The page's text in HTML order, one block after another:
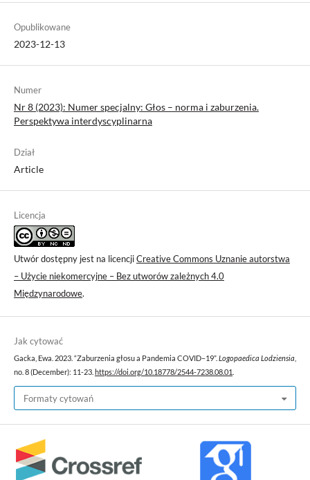
Opublikowane
2023-12-13
Numer
Nr 8 (2023): Numer specjalny: Głos – norma i zaburzenia.
Perspektywa interdyscyplinarna
Dział
Article
Licencja
Utwór dostępny jest na licencjiCreative Commons Uznanie autorstwa
– Użycie niekomercyjne – Bez utworów zależnych 4.0
Międzynarodowe.
Jak cytować
Gacka, Ewa. 2023. “Zaburzenia głosu a Pandemia COVID–19”. Logopaedica Lodziensia
no. 8 (December): 11-23. https://doi.org/10.18778/2544-7238.08.01
Formaty cytowań